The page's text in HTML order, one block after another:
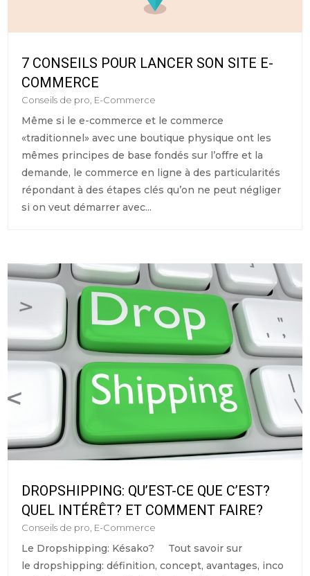
7 CONSEILS POUR LANCER SON SITE E-
COMMERCE
Conseils de pro E-Commerce
Même si le e-commerce et le commerce
«traditionnel» avec une boutique physique ont les
mêmes principes de base fondés sur l’offre et la
demande, le commerce en ligne à des particularités
répondant à des étapes clés qu’on ne peut négliger
si on veut démarrer avec...
DROPSHIPPING: QU’EST-CE QUE C’EST?
QUEL INTÉRÊT? ET COMMENT FAIRE?
Conseils de pro, E-Commerce
Le Dropshipping: Késako? Tout savoir sur
le dropshipping: définition, concept, avantages, inco